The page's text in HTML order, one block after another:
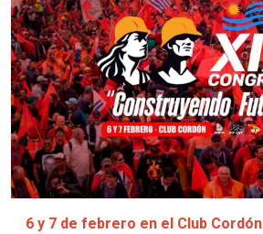
6 y 7 de febrero en el Club Cordón